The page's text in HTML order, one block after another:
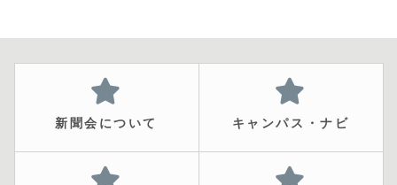
新聞会について キャンパス・ナビ